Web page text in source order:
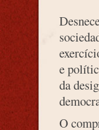
e
da
O